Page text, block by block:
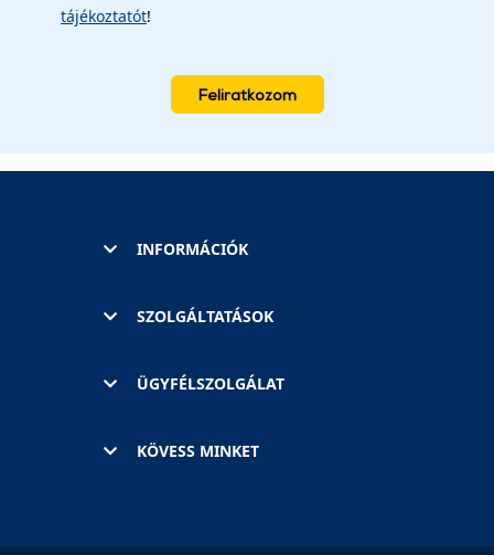
tájékoztatót!
Feliratkozom
INFORMÁCIÓK
SZOLGÁLTATÁSOK
ÜGYFÉLSZOLGÁLAT
KÖVESS MINKET